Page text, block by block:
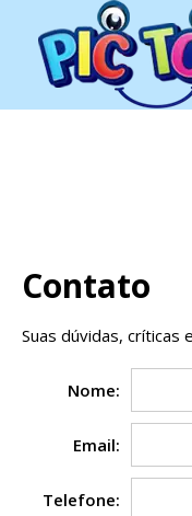
Contato
Suas dúvidas,
Nome:
Email:
Telefone: